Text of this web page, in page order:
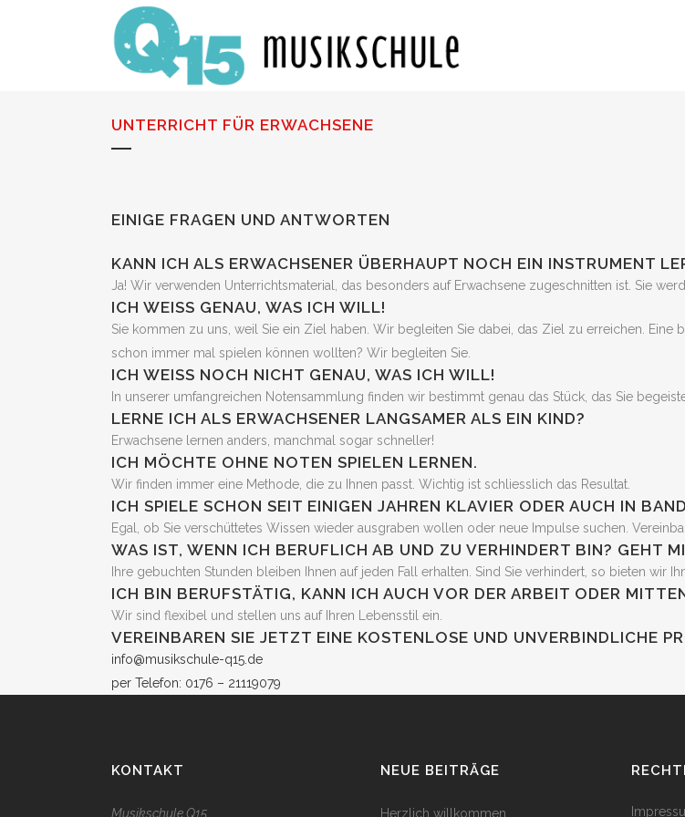
UNTERRICHT FÜR ERWACHSENE
EINIGE FRAGEN UND ANTWORTEN
KANN ICH ALS ERWACHSENER ÜBERHAUPT NOCH EIN INSTRUMENT
Ja! Wir verwenden Unterrichtsmaterial, das besonders auf Erwachsene zugeschnitten ist. Sie
ICH WEISS GENAU, WAS ICH WILL!
Sie kommen zu uns, weil Sie ein Ziel haben. Wir begleiten Sie dabei, das Ziel zu erreichen.
schon immer mal spielen können wollten? Wir begleiten Sie.
ICH WEISS NOCH NICHT GENAU, WAS ICH WILL!
In unserer umfangreichen Notensammlung finden wir bestimmt genau das Stück, das Sie
LERNE ICH ALS ERWACHSENER LANGSAMER ALS EIN KIND?
Erwachsene lernen anders, manchmal sogar schneller!
ICH MÖCHTE OHNE NOTEN SPIELEN LERNEN.
Wir finden immer eine Methode, die zu Ihnen passt. Wichtig ist schliesslich das Resultat.
ICH SPIELE SCHON SEIT EINIGEN JAHREN KLAVIER ODER AUCH IN
Egal, ob Sie verschüttetes Wissen wieder ausgraben wollen oder neue Impulse suchen.
WAS IST, WENN ICH BERUFLICH AB UND ZU VERHINDERT BIN? GEHT
Ihre gebuchten Stunden bleiben Ihnen auf jeden Fall erhalten. Sind Sie verhindert, so bieten wir
ICH BIN BERUFSTÄTIG, KANN ICH AUCH VOR DER ARBEIT ODER
Wir sind flexibel und stellen uns auf Ihren Lebensstil ein.
VEREINBAREN SIE JETZT EINE KOSTENLOSE UND UNVERBINDLICHE
info@musikschule-q15.de
per Telefon: 0176 – 21119079
KONTAKT
Musikschule Q15
NEUE BEITRÄGE
Herzlich willkommen